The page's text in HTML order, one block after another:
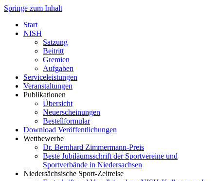
Springe zum Inhalt
Start
NISH
Satzung
Beitritt
Gremien
Aufgaben
Serviceleistungen
Veranstaltungen
Publikationen
Übersicht
Neuerscheinungen
Bestellformular
Download Veröffentlichungen
Wettbewerbe
Dr. Bernhard Zimmermann-Preis
Beste Jubiläumsschrift der Sportvereine und
Sportverbände in Niedersachsen
Niedersächsische Sport-Zeitreise